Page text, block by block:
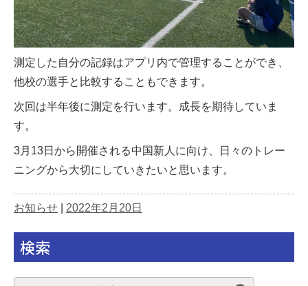
測定した自分の記録はアプリ内で管理することができ、
他校の選手と比較することもできます。
次回は半年後に測定を行います。成長を期待していま
す。
3月13日から開催される中国新人に向け、日々のトレー
ニングから大切にしていきたいと思います。
お知らせ 2022年2月20日
検索